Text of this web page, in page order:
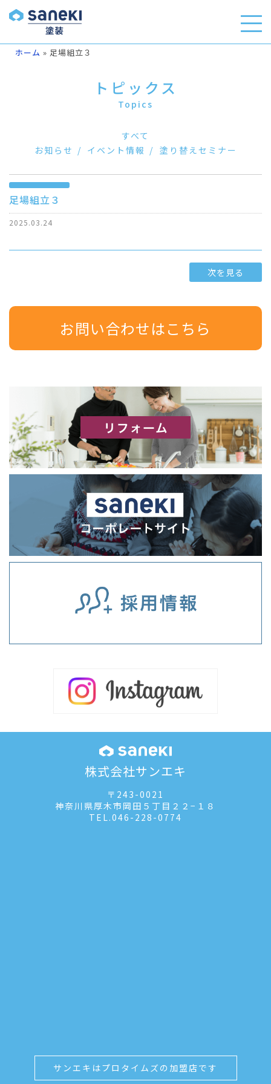
ホーム » 足場組立３
トピックス
Topics
すべて
お知らせ
イベント情報 塗り替えセミナー
足場組立３
2025.03.24
次を見る
お問い合わせはこちら
株式会社サンエキ
〒243-0021
神奈川県厚木市岡田５丁目２２−１８
TEL.046-228-0774
サンエキはプロタイムズの加盟店です